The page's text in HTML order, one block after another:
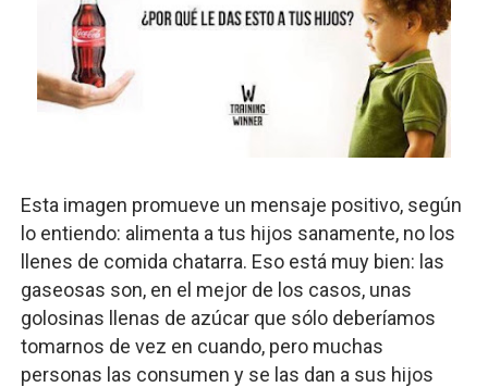
Esta imagen promueve un mensaje positivo, según
lo entiendo: alimenta a tus hijos sanamente, no los
llenes de comida chatarra. Eso está muy bien: las
gaseosas son, en el mejor de los casos, unas
golosinas llenas de azúcar que sólo deberíamos
tomarnos de vez en cuando, pero muchas
personas las consumen y se las dan a sus hijos